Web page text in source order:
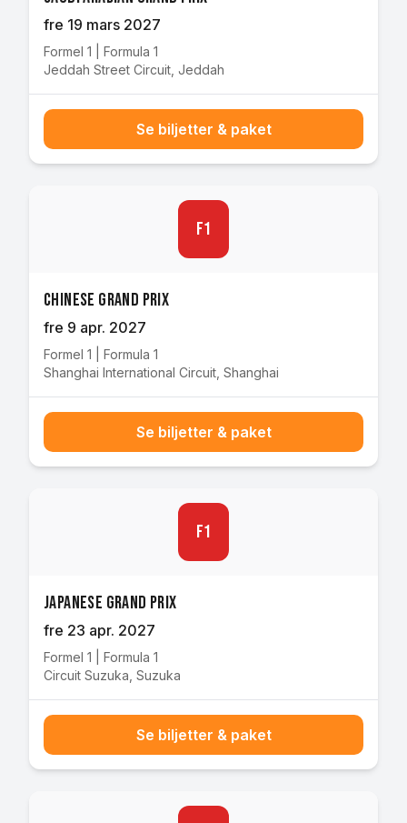
fre 19 mars 2027
Formel 1
Formula 1
Jeddah Street Circuit Jeddah
Se biljetter & paket
F1
Chinese Grand Prix
fre 9 apr. 2027
Formel 1
Formula 1
Shanghai International Circuit Shanghai
Se biljetter & paket
F1
Japanese Grand Prix
fre 23 apr. 2027
Formel 1
Formula 1
Circuit Suzuka Suzuka
Se biljetter & paket